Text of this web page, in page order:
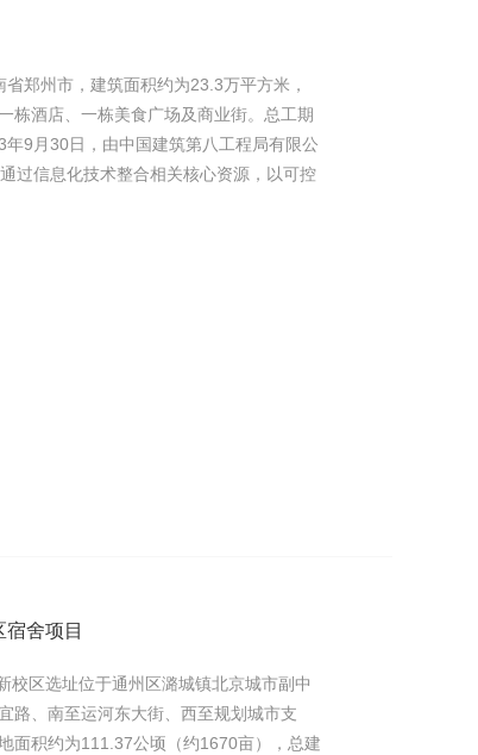
郑州市，建筑面积约为23.3万平方米，
栋酒店、一栋美食广场及商业街。总工期
9月30日，由中国建筑第八工程局有限公
过信息化技术整合相关核心资源，以可控
舍项目
校区选址位于通州区潞城镇北京城市副中
路、南至运河东大街、西至规划城市支
面积约为111.37公顷（约1670亩），总建